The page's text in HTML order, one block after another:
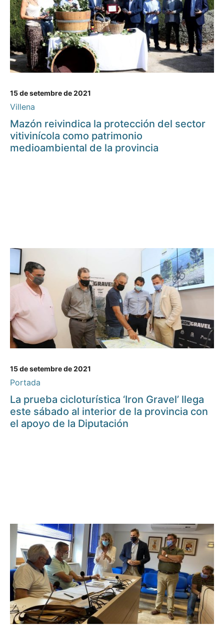
15 de setembre de 2021
Villena
Mazón reivindica la protección del sector
vitivinícola como patrimonio
medioambiental de la provincia
15 de setembre de 2021
Portada
La prueba cicloturística ‘Iron Gravel’ llega
este sábado al interior de la provincia con
el apoyo de la Diputación